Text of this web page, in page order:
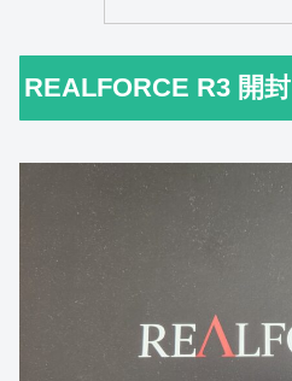
REALFORCE R3 開封